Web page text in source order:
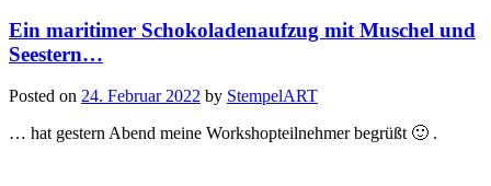
Ein maritimer Schokoladenaufzug mit Muschel und
Seestern…
Posted on 24. Februar 2022 by StempelART
… hat gestern Abend meine Workshopteilnehmer begrüßt 🙂 .